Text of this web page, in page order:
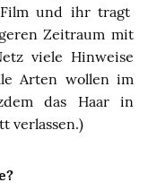
und ihr tragt
Zeitraum mit
viele Hinweise
Arten wollen im
das Haar in
verlassen.)